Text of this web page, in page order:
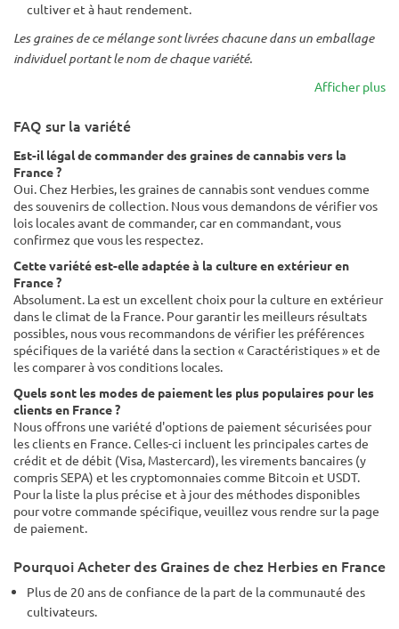
cultiver et à haut rendement.
Les graines de ce mélange sont livrées chacune dans un emballage
individuel portant le nom de chaque variété.
Afficher plus
FAQ sur la variété
Est-il légal de commander des graines de cannabis vers la
France ?
Oui. Chez Herbies, les graines de cannabis sont vendues comme
des souvenirs de collection. Nous vous demandons de vérifier vos
lois locales avant de commander, car en commandant, vous
confirmez que vous les respectez.
Cette variété est-elle adaptée à la culture en extérieur en
France ?
Absolument. La est un excellent choix pour la culture en extérieur
dans le climat de la France. Pour garantir les meilleurs résultats
possibles, nous vous recommandons de vérifier les préférences
spécifiques de la variété dans la section « Caractéristiques » et de
les comparer à vos conditions locales.
Quels sont les modes de paiement les plus populaires pour les
clients en France ?
Nous offrons une variété d'options de paiement sécurisées pour
les clients en France. Celles-ci incluent les principales cartes de
crédit et de débit (Visa, Mastercard), les virements bancaires (y
compris SEPA) et les cryptomonnaies comme Bitcoin et USDT.
Pour la liste la plus précise et à jour des méthodes disponibles
pour votre commande spécifique, veuillez vous rendre sur la page
de paiement.
Pourquoi Acheter des Graines de chez Herbies en France
Plus de 20 ans de confiance de la part de la communauté des
cultivateurs.